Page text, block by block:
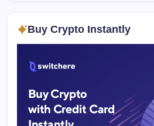
Buy Crypto Instantly